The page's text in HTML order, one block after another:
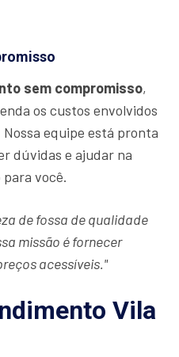
sem compromisso,
os custos envolvidos
equipe está pronta
dúvidas e ajudar na
você.
de fossa de qualidade
missão é fornecer
acessíveis."
Vila